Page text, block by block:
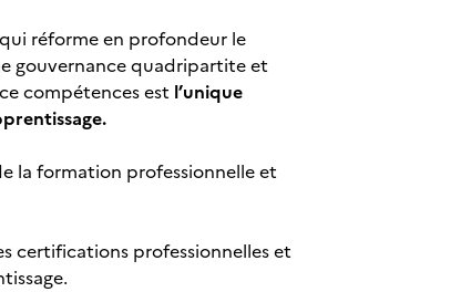
réforme en profondeur le
gouvernance quadripartite et
compétences est l’unique
la formation professionnelle et
certifications professionnelles et